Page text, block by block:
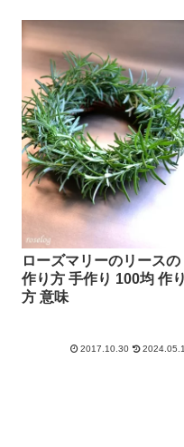
ローズマリーのリースの
作り方 手作り 100均 作り
方 意味
2017.10.30